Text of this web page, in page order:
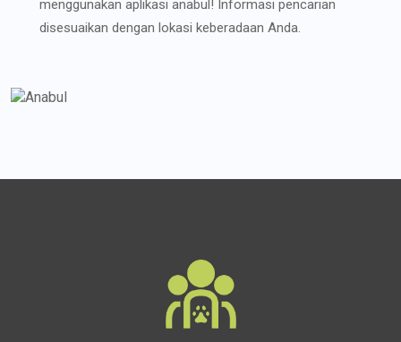
menggunakan aplikasi anabul! Informasi pencarian
disesuaikan dengan lokasi keberadaan Anda.